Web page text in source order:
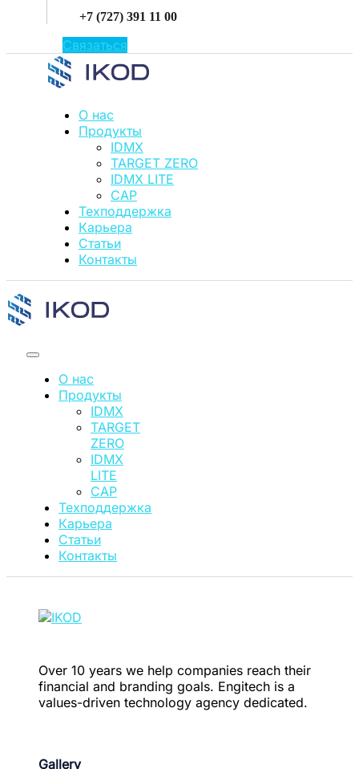
+7 (727) 391 11 00
Связаться
О нас
Продукты
IDMX
TARGET ZERO
IDMX LITE
CAP
Техподдержка
Карьера
Статьи
Контакты
О нас
Продукты
IDMX
TARGET
ZERO
IDMX
LITE
CAP
Техподдержка
Карьера
Статьи
Контакты
Over 10 years we help companies reach their
financial and branding goals. Engitech is a
values-driven technology agency dedicated.
Gallery